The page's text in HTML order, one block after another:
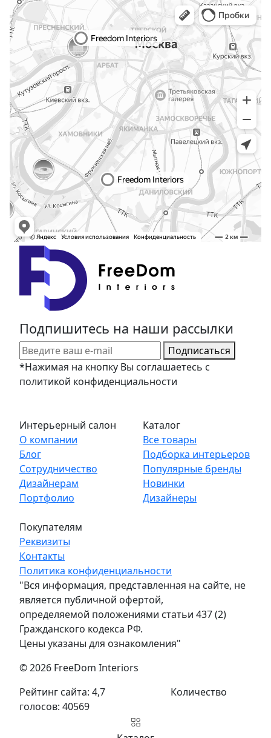
Интерьерный салон
О компании
Блог
Сотрудничество
Дизайнерам
Портфолио
Каталог
Все товары
Подборка интерьеров
Популярные бренды
Новинки
Дизайнеры
Покупателям
Реквизиты
Контакты
Подпишитесь на наши рассылки
Подписаться
*Нажимая на кнопку Вы соглашаетесь с
политикой конфиденциальности
Политика конфиденциальности
"Вся информация, представленная на сайте, не
является публичной офертой,
определяемой положениями статьи 437 (2)
Гражданского кодекса РФ.
Цены указаны для ознакомления"
© 2026 FreeDom Interiors
Рейтинг сайта: 4,7
Количество
голосов: 40569